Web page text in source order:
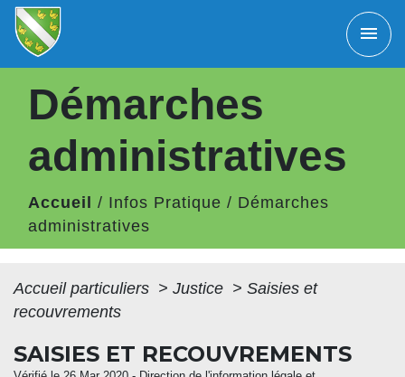
menu
Démarches
administratives
Accueil / Infos Pratique / Démarches
administratives
Accueil particuliers > Justice > Saisies et
recouvrements
SAISIES ET RECOUVREMENTS